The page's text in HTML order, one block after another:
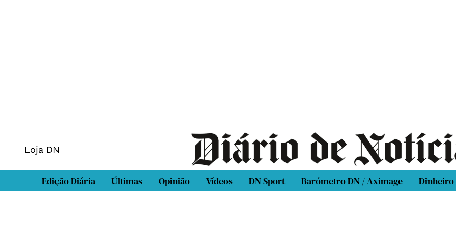
Loja DN
Edição Diária Últimas Opinião Vídeos DN Sport Barómetro DN / Aximage Dinheiro